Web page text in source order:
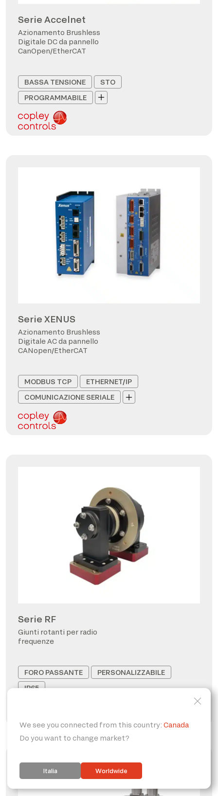
Serie Accelnet
Azionamento Brushless
Digitale DC da pannello
CanOpen/EtherCAT
BASSA TENSIONE
STO
PROGRAMMABILE
Serie XENUS
Azionamento Brushless
Digitale AC da pannello
CANopen/EtherCAT
MODBUS TCP
ETHERNET/IP
COMUNICAZIONE SERIALE
Serie RF
Giunti rotanti per radio
frequenze
FORO PASSANTE
PERSONALIZZABILE
IP65